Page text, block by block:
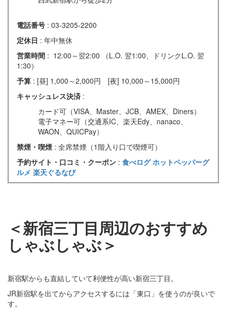
電話番号 : 03-3205-2200
定休日 : 年中無休
営業時間 : 12:00～翌2:00 （L.O. 翌1:00、ドリンクL.O. 翌
1:30）
予算 : [昼] 1,000～2,000円 [夜] 10,000～15,000円
キャッシュレス決済 :
カード可（VISA、Master、JCB、AMEX、Diners）
電子マネー可（交通系IC、楽天Edy、nanaco、
WAON、QUICPay）
禁煙・喫煙 : 全席禁煙（1階入り口で喫煙可）
予約サイト・口コミ・クーポン : 食べログホットペッパーグ
ルメ 楽天ぐるなび
＜新宿三丁目周辺のおすすめ
しゃぶしゃぶ＞
新宿駅からも直結していて利便性が高い新宿三丁目。
JR新宿駅を出てからアクセスするには「東口」を使うのが良いで
す。